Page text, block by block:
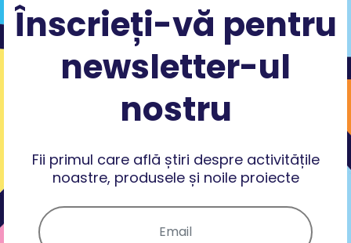
Înscrieți-vă pentru
newsletter-ul
nostru
Fii primul care află știri despre activitățile
noastre, produsele și noile proiecte